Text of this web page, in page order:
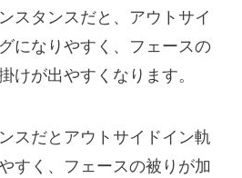
スタンスだと、アウトサイ
になりやすく、フェースの
けが出やすくなります。
スだとアウトサイドイン軌
すく、フェースの被りが加